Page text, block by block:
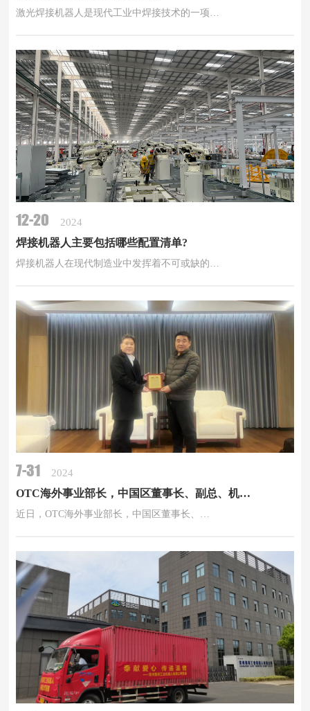
激光焊接机器人是现代工业中焊接技术的一项…
12-20 2024
焊接机器人主要包括哪些配置清单?
焊接机器人在现代制造业中发挥着不可或缺的…
7-31 2024
OTC海外事业部长，中国区董事长、副总、机器人部部长，营业担当亲自颁奖
近日，OTC海外事业部长，中国区董事长、…